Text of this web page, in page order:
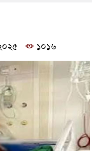
১০১৬